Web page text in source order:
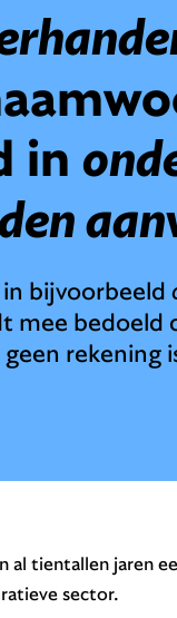
in
bijvoorbeeld
mee bedoeld
rekening
al tientallen jaren
sector.